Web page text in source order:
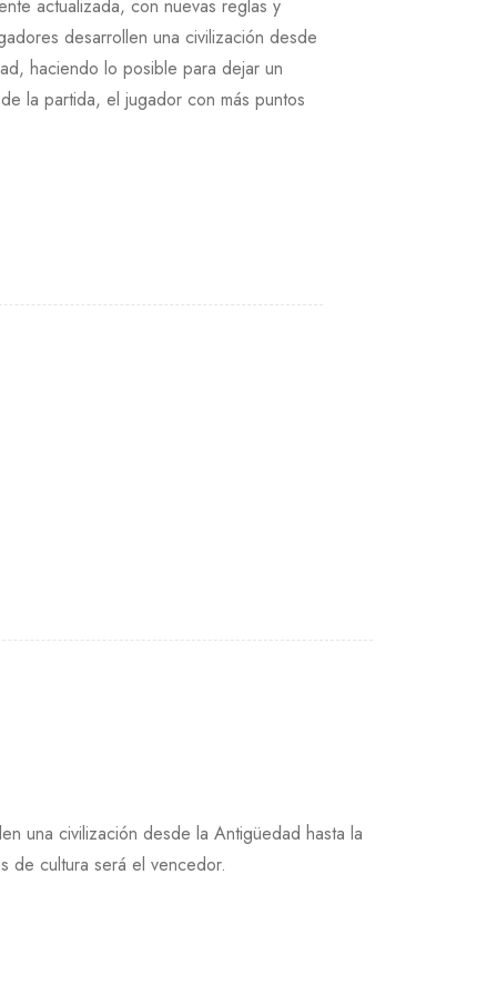
actualizada, con nuevas reglas y
desarrollen una civilización desde
haciendo lo posible para dejar un
la partida, el jugador con más puntos
una civilización desde la Antigüedad hasta la
de cultura será el vencedor.